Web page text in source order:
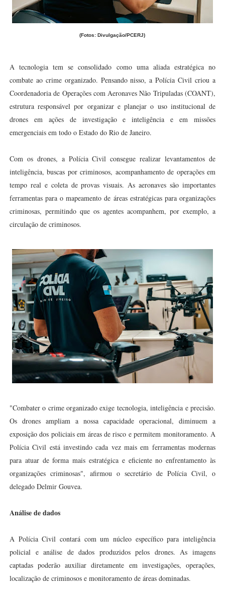
(Fotos: Divulgação/PCERJ)
A tecnologia tem se consolidado como uma aliada estratégica no
combate ao crime organizado. Pensando nisso, a Polícia Civil criou a
Coordenadoria de Operações com Aeronaves Não Tripuladas (COANT),
estrutura responsável por organizar e planejar o uso institucional de
drones em ações de investigação e inteligência e em missões
emergenciais em todo o Estado do Rio de Janeiro.
Com os drones, a Polícia Civil consegue realizar levantamentos de
inteligência, buscas por criminosos, acompanhamento de operações em
tempo real e coleta de provas visuais. As aeronaves são importantes
ferramentas para o mapeamento de áreas estratégicas para organizações
criminosas, permitindo que os agentes acompanhem, por exemplo, a
circulação de criminosos.
"Combater o crime organizado exige tecnologia, inteligência e precisão.
Os drones ampliam a nossa capacidade operacional, diminuem a
exposição dos policiais em áreas de risco e permitem monitoramento. A
Polícia Civil está investindo cada vez mais em ferramentas modernas
para atuar de forma mais estratégica e eficiente no enfrentamento às
organizações criminosas", afirmou o secretário de Polícia Civil, o
delegado Delmir Gouvea.
Análise de dados
A Polícia Civil contará com um núcleo específico para inteligência
policial e análise de dados produzidos pelos drones. As imagens
captadas poderão auxiliar diretamente em investigações, operações,
localização de criminosos e monitoramento de áreas dominadas.